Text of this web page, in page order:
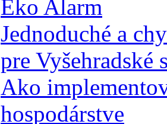
Eko Alarm
Jednoduché a
pre Vyšehradské
Ako
hospodárstve